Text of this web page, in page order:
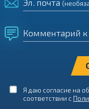
Эл. почта
Комментарий к
Я даю согласие на
соответствии с